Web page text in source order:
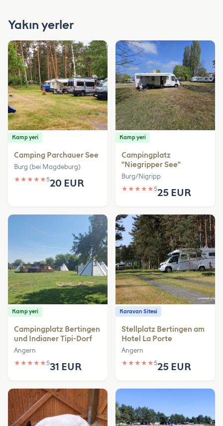
Yakın yerler
Kamp yeri
Camping Parchauer See
Burg (bei Magdeburg)
★ ★ ★ ★ ★520 EUR
Kamp yeri
Campingplatz
"Niegripper See"
Burg/Nigripp
★ ★ ★ ★ ★525 EUR
Kamp yeri
Campingplatz Bertingen
und Indianer Tipi-Dorf
Angern
★ ★ ★ ★ ★531 EUR
Karavan Sitesi
Stellplatz Bertingen am
Hotel La Porte
Angern
★ ★ ★ ★ ★525 EUR